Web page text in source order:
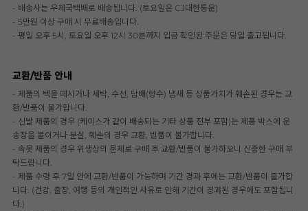
- 배송사는 우체국택배로 배송됩니다. (토요일은 CJ대한통운)
- 5만원 이상 구매 시 무료배송입니다.
- 평일 오후 5시, 토요일 오후 12시 30분까지 입금 확인된 주문은 당일 출고됩니다.
교환/반품 안내
- 제품의 택을 떼시거나 세탁, 수선, 담배(향수) 냄새 등 상품가치가 훼손된 경우는 교
환/반품이 불가합니다.
- 신발 제품의 경우 (케이스가 같이 배송되는 기타 상품 전부 포함)는 제품 박스에 운
송장을 붙이거나 분실, 훼손의 경우 교환, 반품이 불가합니다.
- 속옷 제품의 경우 위생상의 문제로 구매 후 교환/반품이 불가하오니 신중한 구매 부
탁드립니다.
- 제품 수령 후 7일 안에 교환/반품이 가능하며 기간 경과 후에는 교환/반품이 불가합
니다. (건강, 출장, 여행 등의 개인적인 사유로 인해 기간이 경과된 경우에도 포함됩니
다.)